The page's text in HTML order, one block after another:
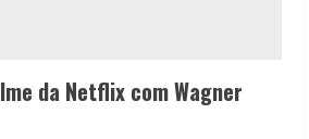
da Netflix com Wagner